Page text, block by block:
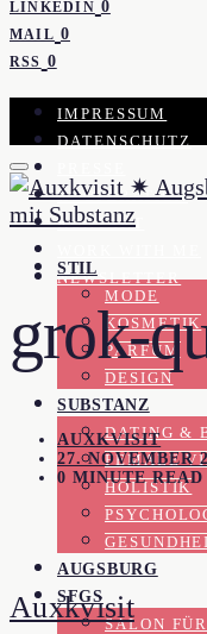
LINKEDIN 0
MAIL 0
RSS 0
IMPRESSUM
DATENSCHUTZ
KOOPERATION
KONTAKT
NEWSLETTER
STIL
MODE
KOSMETIK
PARFUM
DESIGN
SUBSTANZ
DATING &
FEMALE
HOLISTIK
AUGSBURG
SFGS
SALON
grok-
AUXKVISIT
27. NOVEMBER
0 MINUTE READ
Auxkvisit